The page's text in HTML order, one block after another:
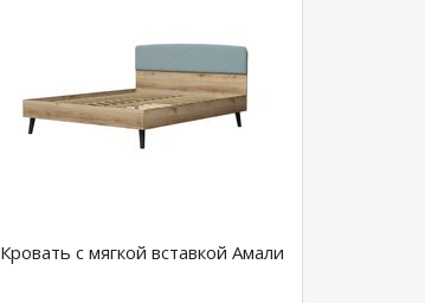
Кровать с мягкой вставкой Амали